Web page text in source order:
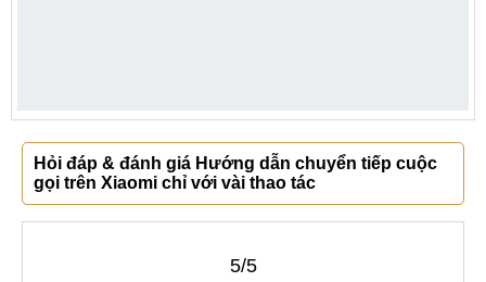
Hỏi đáp & đánh giá Hướng dẫn chuyển tiếp cuộc
gọi trên Xiaomi chỉ với vài thao tác
5/5